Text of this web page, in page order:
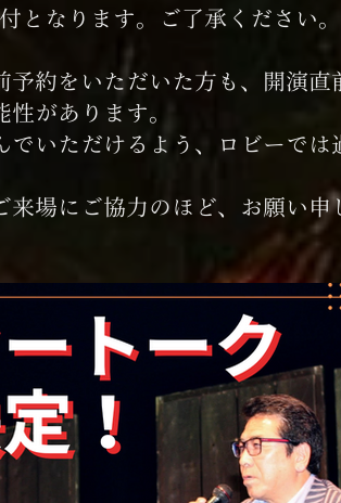
となります。ご了承ください。
予約をいただいた方も、開演直
があります。
でいただけるよう、ロビーでは
場にご協力のほど、お願い申